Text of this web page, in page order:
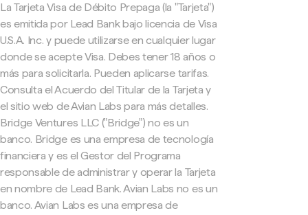
La Tarjeta Visa de Débito Prepaga (la "Tarjeta")
es emitida por Lead Bank bajo licencia de Visa
U.S.A. Inc. y puede utilizarse en cualquier lugar
donde se acepte Visa. Debes tener 18 años o
más para solicitarla. Pueden aplicarse tarifas.
Consulta el Acuerdo del Titular de la Tarjeta y
el sitio web de Avian Labs para más detalles.
Bridge Ventures LLC ("Bridge") no es un
banco. Bridge es una empresa de tecnología
financiera y es el Gestor del Programa
responsable de administrar y operar la Tarjeta
en nombre de Lead Bank. Avian Labs no es un
banco. Avian Labs es una empresa de